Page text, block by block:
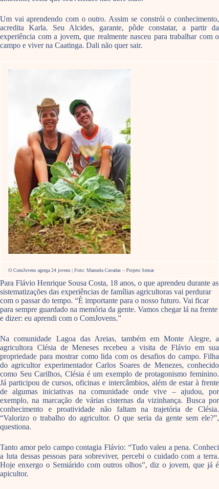
Um vai aprendendo com o outro. Assim se constrói o conhecimento,
acredita Karla. Seu Alcides, garante, pôde constatar, a partir da
experiência com a jovem, que realmente nasceu para trabalhar com o
campo e viver na Caatinga. Dali não quer sair.
O ComJovens agrega 24 jovens | Foto: Manuela Cavadas – Projeto Semar
Para Flávio Henrique Sousa Costa, 18 anos, o que aprendeu durante as
sistematizações das experiências de famílias agricultoras vai perdurar
com o passar do tempo. “É importante para o nosso futuro. Vai ficar
para sempre guardado na memória da gente. Vamos chegar lá na frente
e dizer: eu aprendi com o ComJovens.”
Na comunidade Lagoa das Areias, também em Monte Alegre, a
agricultora Clésia de Meneses recebeu a visita de Flávio em sua
propriedade para mostrar como lida com os desafios do campo. Filha
do agricultor experimentador Carlos Soares de Menezes, conhecido
como Seu Carilhos, Clésia é um exemplo de protagonismo feminino.
Já participou de cursos, oficinas e intercâmbios, além de estar à frente
de algumas iniciativas na comunidade onde vive – ajudou, por
exemplo, na marcação de várias cisternas da vizinhança. Busca por
conhecimento e proatividade não faltam na trajetória de Clésia.
“Valorizo o trabalho do agricultor. O que seria da gente sem ele?”,
questiona.
Tanto amor pelo campo contagia Flávio: “Tudo valeu a pena. Conheci
a luta dessas pessoas para sobreviver, percebi o cuidado com a terra.
Hoje enxergo o Semiárido com outros olhos”, diz o jovem, que já é
apicultor.